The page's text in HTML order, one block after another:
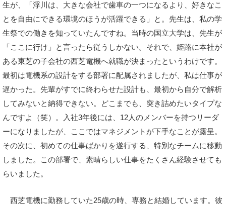
生が、「浮川は、大きな会社で歯車の一つになるより、好きなこ
とを自由にできる環境のほうが活躍できる」と。先生は、私の学
生祭での働きを知っていたんですね。当時の国立大学は、先生が
「ここに行け」と言ったら従うしかない。それで、姫路に本社が
ある東芝の子会社の西芝電機へ就職が決まったというわけです。
最初は電機系の設計をする部署に配属されましたが、私は仕事が
遅かった。先輩がすでに終わらせた設計も、最初から自分で解析
してみないと納得できない。どこまでも、突き詰めたいタイプな
んですよ（笑）。入社3年後には、12人のメンバーを持つリーダ
ーになりましたが、ここではマネジメントが下手なことが露呈。
その次に、初めての仕事ばかりを遂行する、特別なチームに移動
しました。この部署で、素晴らしい仕事をたくさん経験させても
らいました。
西芝電機に勤務していた25歳の時、専務と結婚しています。彼